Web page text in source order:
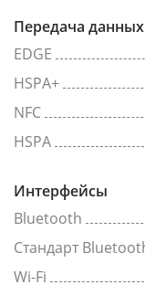
Передача данных
EDGE
HSPA+
NFC
HSPA
Интерфейсы
Bluetooth
Стандарт
Wi-Fi